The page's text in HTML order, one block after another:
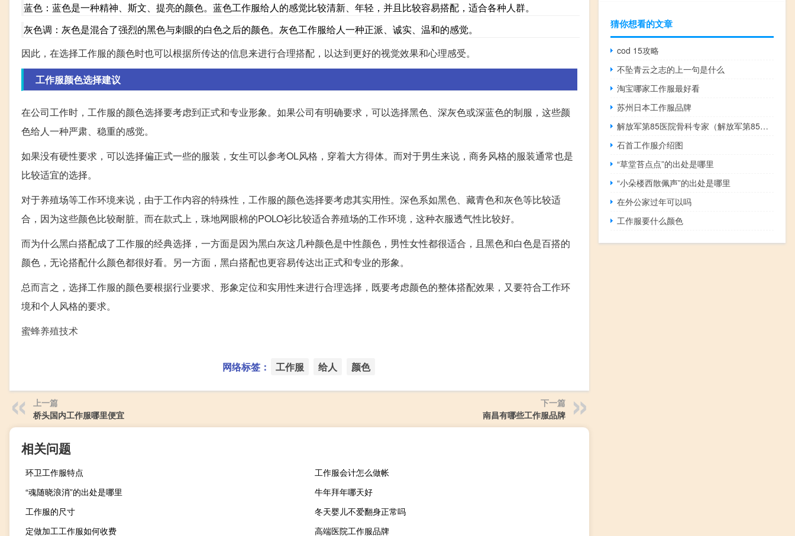
蓝色：蓝色是一种精神、斯文、提亮的颜色。蓝色工作服给人的感觉比较清新、年轻，并且比较容易搭配，适合各种人群。
灰色调：灰色是混合了强烈的黑色与刺眼的白色之后的颜色。灰色工作服给人一种正派、诚实、温和的感觉。
因此，在选择工作服的颜色时也可以根据所传达的信息来进行合理搭配，以达到更好的视觉效果和心理感受。
工作服颜色选择建议
在公司工作时，工作服的颜色选择要考虑到正式和专业形象。如果公司有明确要求，可以选择黑色、深灰色或深蓝色的制服，这些颜
色给人一种严肃、稳重的感觉。
如果没有硬性要求，可以选择偏正式一些的服装，女生可以参考OL风格，穿着大方得体。而对于男生来说，商务风格的服装通常也是
比较适宜的选择。
对于养殖场等工作环境来说，由于工作内容的特殊性，工作服的颜色选择要考虑其实用性。深色系如黑色、藏青色和灰色等比较适
合，因为这些颜色比较耐脏。而在款式上，珠地网眼棉的POLO衫比较适合养殖场的工作环境，这种衣服透气性比较好。
而为什么黑白搭配成了工作服的经典选择，一方面是因为黑白灰这几种颜色是中性颜色，男性女性都很适合，且黑色和白色是百搭的
颜色，无论搭配什么颜色都很好看。另一方面，黑白搭配也更容易传达出正式和专业的形象。
总而言之，选择工作服的颜色要根据行业要求、形象定位和实用性来进行合理选择，既要考虑颜色的整体搭配效果，又要符合工作环
境和个人风格的要求。
蜜蜂养殖技术
网络标签： 工作服 给人 颜色
上一篇
桥头国内工作服哪里便宜
下一篇
南昌有哪些工作服品牌
相关问题
环卫工作服特点
工作服会计怎么做帐
“魂随晓浪消”的出处是哪里
牛年拜年哪天好
工作服的尺寸
冬天婴儿不爱翻身正常吗
定做加工工作服如何收费
高端医院工作服品牌
猜你想看的文章
cod 15攻略
不坠青云之志的上一句是什么
淘宝哪家工作服最好看
苏州日本工作服品牌
解放军第85医院骨科专家（解放军第85医院）
石首工作服介绍图
“草堂苔点点”的出处是哪里
“小朵楼西散佩声”的出处是哪里
在外公家过年可以吗
工作服要什么颜色